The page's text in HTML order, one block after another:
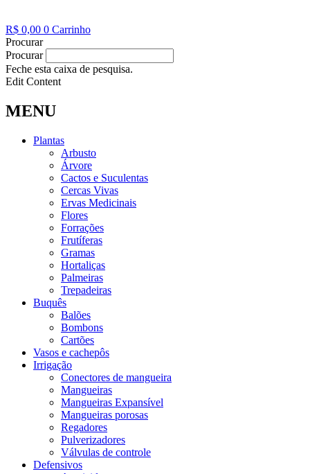
R$ 0,00 0 Carrinho
Procurar
Procurar
Feche esta caixa de pesquisa.
Edit Content
MENU
Plantas
Arbusto
Árvore
Cactos e Suculentas
Cercas Vivas
Ervas Medicinais
Flores
Forrações
Frutíferas
Gramas
Hortaliças
Palmeiras
Trepadeiras
Buquês
Balões
Bombons
Cartões
Vasos e cachepôs
Irrigação
Conectores de mangueira
Mangueiras
Mangueiras Expansível
Mangueiras porosas
Regadores
Pulverizadores
Válvulas de controle
Defensivos